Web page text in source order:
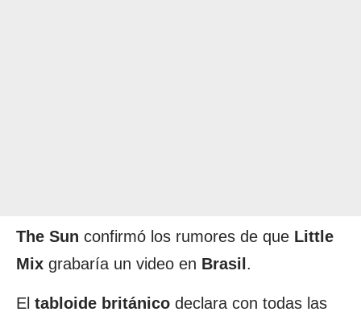
The Sun confirmó los rumores de que Little
Mix grabaría un video en Brasil.
El tabloide británico declara con todas las